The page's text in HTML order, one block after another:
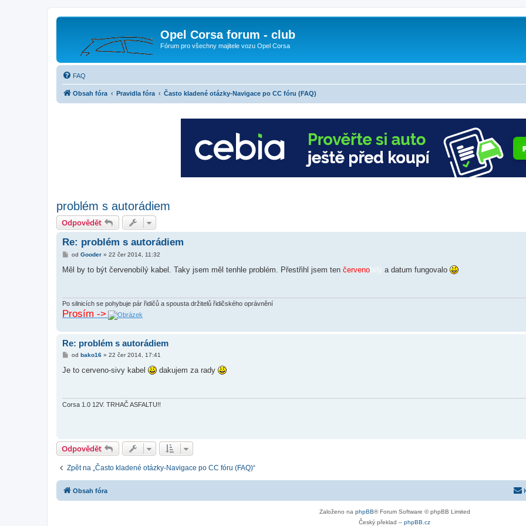
Opel Corsa forum - club
Fórum pro všechny majitele vozu Opel Corsa
FAQ
Obsah fóra Pravidla fóra Často kladené otázky-Navigace po CC fóru (FAQ)
problém s autorádiem
Odpovědět
Re: problém s autorádiem
P
í
e
od Gooder» 22 čer 2014, 11:32
Měl by to být červenobílý kabel. Taky jsem měl tenhle problém. Přestřihl jsem ten červenobílý a datum fungovalo
Po silnicích se pohybuje pár řidičů a spousta držitelů řidičského oprávnění
Prosím ->
Re: problém s autorádiem
P
í
e
od bako16» 22 čer 2014, 17:41
Je to cerveno-sivy kabel dakujem za rady
Corsa 1.0 12V. TRHAČ ASFALTU!!
Odpovědět
Zpět na „Často kladené otázky-Navigace po CC fóru (FAQ)“
Obsah fóra
Založeno na phpBB® Forum Software © phpBB Limited
Český překlad – phpBB.cz